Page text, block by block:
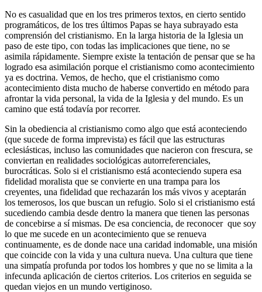
No es casualidad que en los tres primeros textos, en cierto sentido
programáticos, de los tres últimos Papas se haya subrayado esta
comprensión del cristianismo. En la larga historia de la Iglesia un
paso de este tipo, con todas las implicaciones que tiene, no se
asimila rápidamente. Siempre existe la tentación de pensar que se ha
logrado esa asimilación porque el cristianismo como acontecimiento
ya es doctrina. Vemos, de hecho, que el cristianismo como
acontecimiento dista mucho de haberse convertido en método para
afrontar la vida personal, la vida de la Iglesia y del mundo. Es un
camino que está todavía por recorrer.
Sin la obediencia al cristianismo como algo que está aconteciendo
(que sucede de forma imprevista) es fácil que las estructuras
eclesiásticas, incluso las comunidades que nacieron con frescura, se
conviertan en realidades sociológicas autorreferenciales,
burocráticas. Solo si el cristianismo está aconteciendo supera esa
fidelidad moralista que se convierte en una trampa para los
creyentes, una fidelidad que rechazarán los más vivos y aceptarán
los temerosos, los que buscan un refugio. Solo si el cristianismo está
sucediendo cambia desde dentro la manera que tienen las personas
de concebirse a sí mismas. De esa conciencia, de reconocer que soy
lo que me sucede en un acontecimiento que se renueva
continuamente, es de donde nace una caridad indomable, una misión
que coincide con la vida y una cultura nueva. Una cultura que tiene
una simpatía profunda por todos los hombres y que no se limita a la
infecunda aplicación de ciertos criterios. Los criterios en seguida se
quedan viejos en un mundo vertiginoso.